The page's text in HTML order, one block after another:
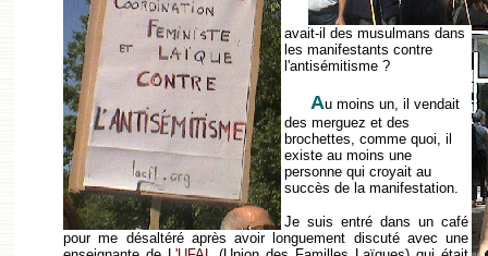
avait-il des musulmans dans
les manifestants contre
l'antisémitisme ?
Au moins un, il vendait
des merguez et des
brochettes, comme quoi, il
existe au moins une
personne qui croyait au
succès de la manifestation.
Je suis entré dans un café
pour me désaltéré après avoir longuement discuté avec une